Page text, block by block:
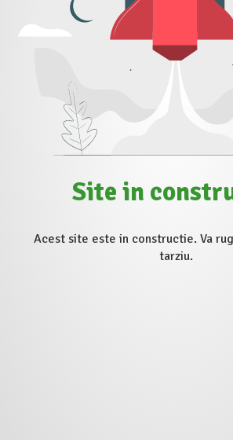
Site in
Acest site este in constructie. Va
tarziu.